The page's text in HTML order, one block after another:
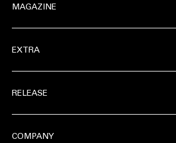
MAGAZINE
EXTRA
RELEASE
COMPANY